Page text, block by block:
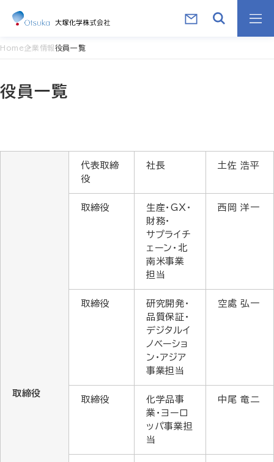
Home企業情報役員一覧
役員一覧
取締役
代表取締
役
社長 土佐 浩平
取締役
生産・GX・
財務・
サプライチ
ェーン・北
南米事業
担当
西岡 洋一
取締役
研究開発・
品質保証・
デジタルイ
ノベーショ
ン・アジア
事業担当
空處 弘一
取締役
化学品事
業・ヨーロ
ッパ事業担
当
中尾 竜二